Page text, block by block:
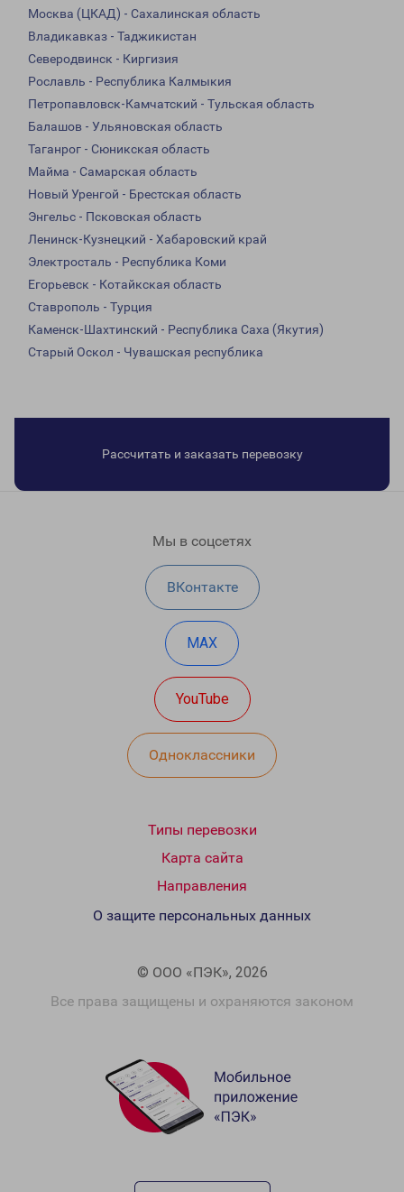
Москва (ЦКАД) - Сахалинская область
Владикавказ - Таджикистан
Северодвинск - Киргизия
Рославль - Республика Калмыкия
Петропавловск-Камчатский - Тульская область
Балашов - Ульяновская область
Таганрог - Сюникская область
Майма - Самарская область
Новый Уренгой - Брестская область
Энгельс - Псковская область
Ленинск-Кузнецкий - Хабаровский край
Электросталь - Республика Коми
Егорьевск - Котайкская область
Ставрополь - Турция
Каменск-Шахтинский - Республика Саха (Якутия)
Старый Оскол - Чувашская республика
Рассчитать и заказать перевозку
Мы в соцсетях
ВКонтакте
MAX
YouTube
Одноклассники
Типы перевозки
Карта сайта
Направления
© ООО «ПЭК», 2026
Все права защищены и охраняются законом
О защите персональных данных